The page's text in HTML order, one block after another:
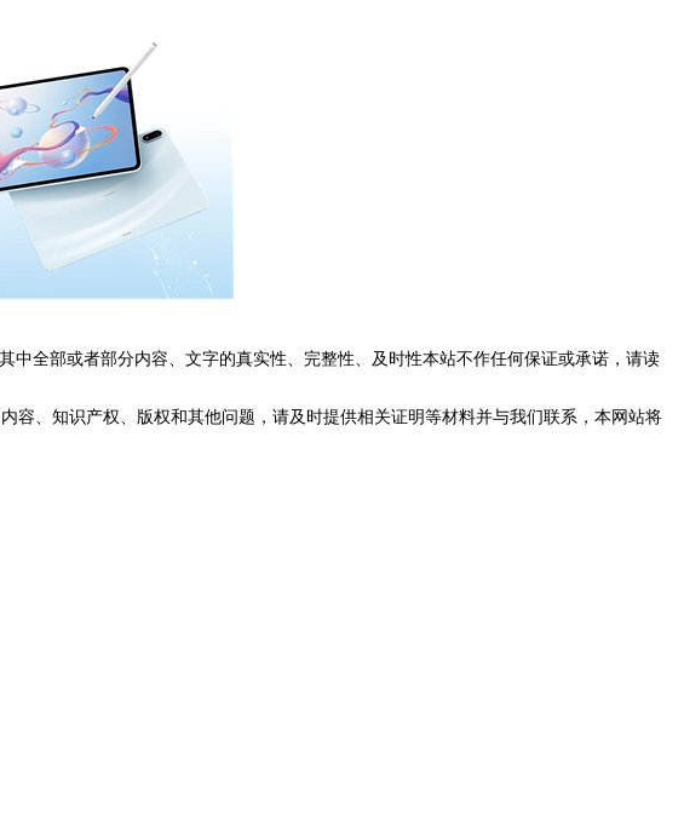
全部或者部分内容、文字的真实性、完整性、及时性本站不作任何保证或承诺，请读
、知识产权、版权和其他问题，请及时提供相关证明等材料并与我们联系，本网站将